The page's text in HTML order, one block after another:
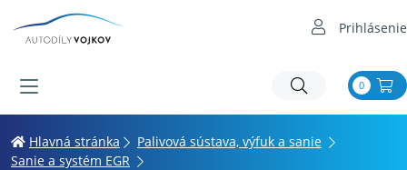
Prihlásenie
0
Hlavná stránka
Palivová sústava, výfuk a sanie
Sanie a systém EGR